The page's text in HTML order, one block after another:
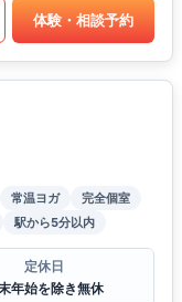
体験・相談予約
常温ヨガ
完全個室
駅から5分以内
定休日
年始を除き無休